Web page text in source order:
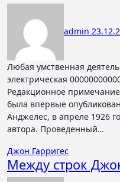
admin
Любая умственная деятельность по своей природе
электрическая
Редакционное
была впервые
Анджелес, в апреле 1926
автора. Проведенный…
Джон Гарригес
Между строк